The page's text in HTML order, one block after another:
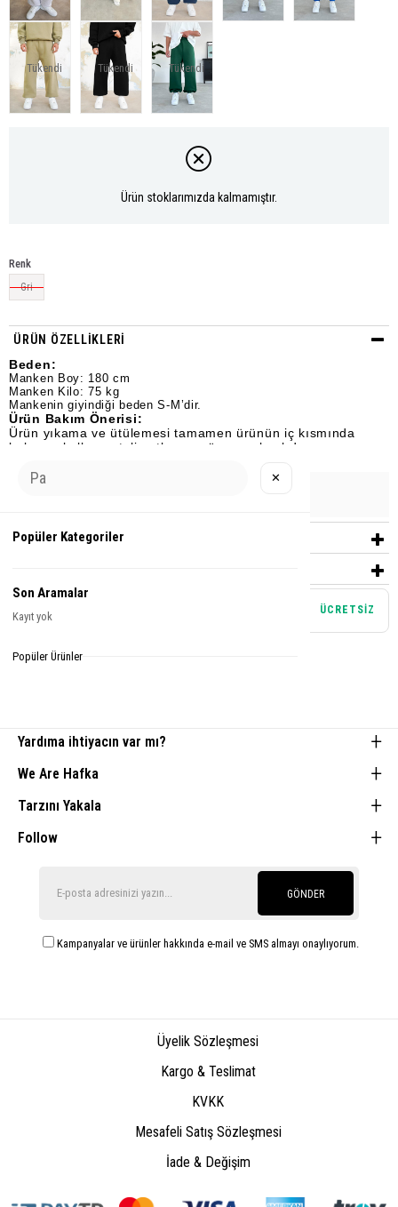
Tükendi Tükendi Tükendi
Ürün stoklarımızda kalmamıştır.
Renk
Gri
ÜRÜN ÖZELLIKLERI
Beden:
Manken Boy: 180 cm
Manken Kilo: 75 kg
Mankenin giyindiği beden S-M’dir.
Ürün Bakım Önerisi:
Ürün yıkama ve ütülemesi tamamen ürünün iç kısmında
bulunan kullanım talimatlarına göre yapılmalıdır.
YORUMLAR(0)
ÜCRETSİZ
Yardıma ihtiyacın var mı?
We Are Hafka
Tarzını Yakala
Follow
GÖNDER
Kampanyalar ve ürünler hakkında e-mail ve SMS almayı onaylıyorum.
Üyelik Sözleşmesi
Kargo & Teslimat
KVKK
Mesafeli Satış Sözleşmesi
İade & Değişim
✕
Popüler Kategoriler
Son Aramalar
Kayıt yok
Popüler Ürünler